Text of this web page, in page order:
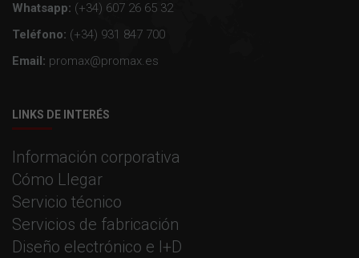
Whatsapp: (+34) 607 26 65 32
Teléfono: (+34) 931 847 700
Email: promax@promax.es
LINKS DE INTERÉS
Información corporativa
Cómo Llegar
Servicio técnico
Servicios de fabricación
Diseño electrónico e I+D